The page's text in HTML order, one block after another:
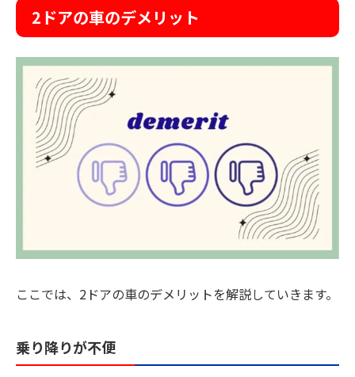
2ドアの車のデメリット
ここでは、2ドアの車のデメリットを解説していきます。
乗り降りが不便